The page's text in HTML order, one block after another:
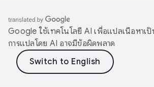
Google ใช้เทคโนโลยี AI เพื่อแปลเนื้อหาเ
การแปลโดย AI อาจมีข้อผิดพลาด